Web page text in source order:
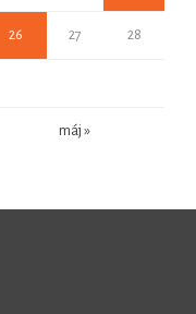
26 27 28
máj »